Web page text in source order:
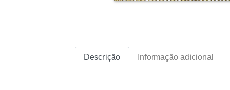
Descrição Informação adicional